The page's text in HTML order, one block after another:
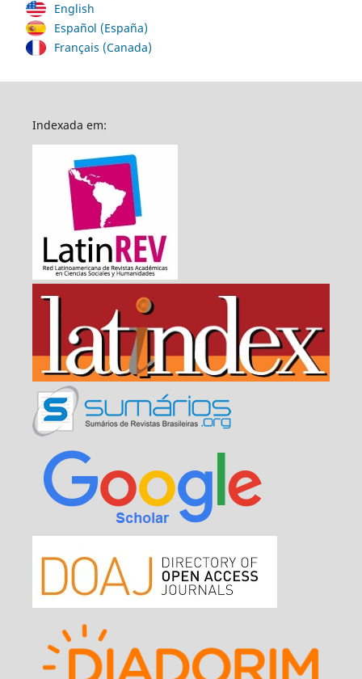
English
Español (España)
Français (Canada)
Indexada em: